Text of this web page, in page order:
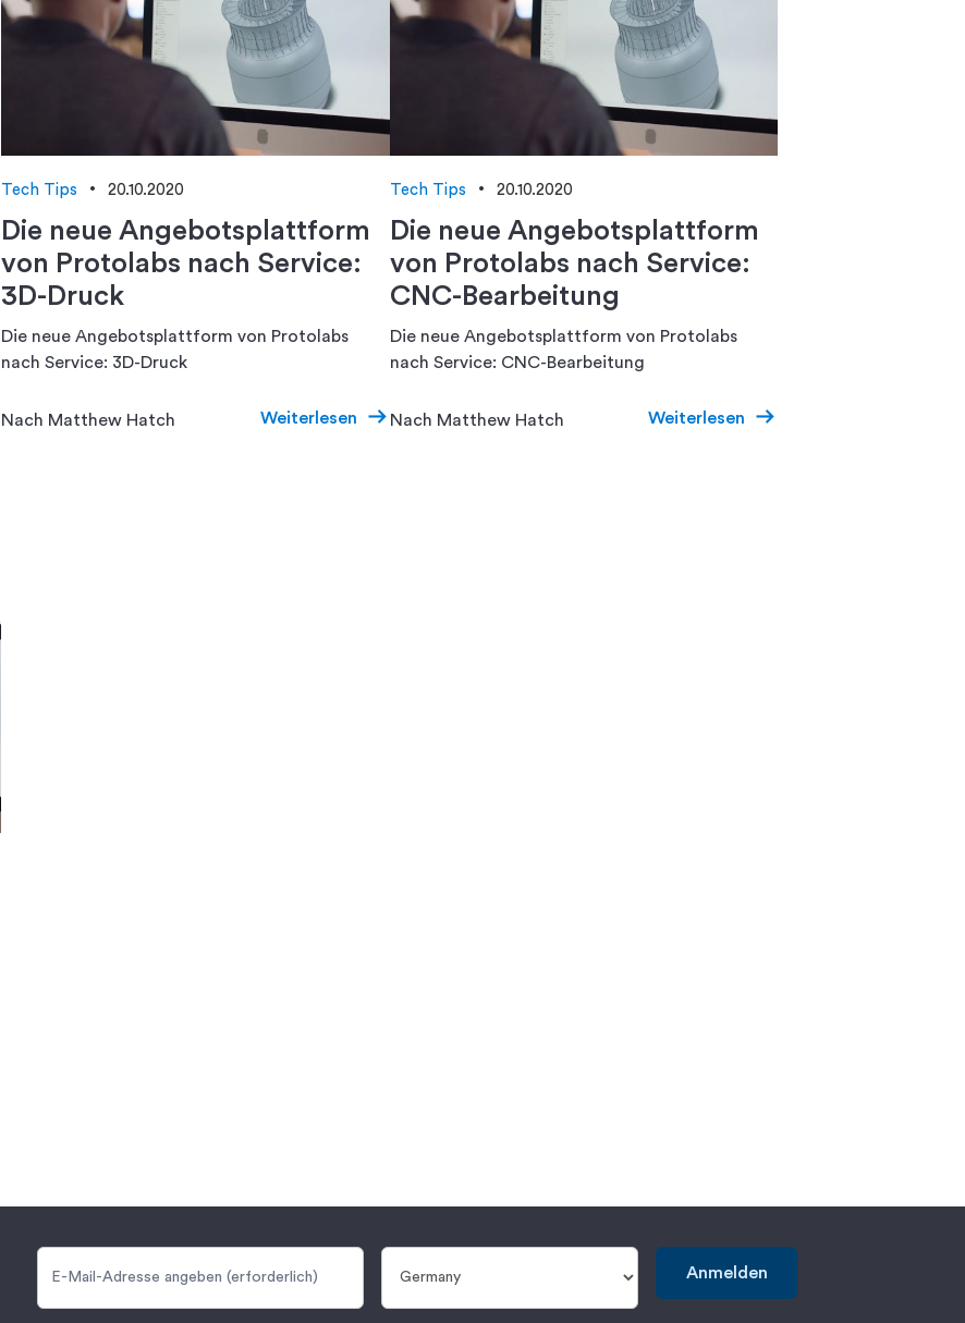
Tech Tips 20.10.2020
Die neue Angebotsplattform
von Protolabs nach Service:
3D-Druck
Die neue Angebotsplattform von Protolabs
nach Service: 3D-Druck
Nach Matthew Hatch Weiterlesen
Tech Tips 20.10.2020
Die neue Angebotsplattform
von Protolabs nach Service:
CNC-Bearbeitung
Die neue Angebotsplattform von Protolabs
nach Service: CNC-Bearbeitung
Nach Matthew Hatch Weiterlesen
Anmelden